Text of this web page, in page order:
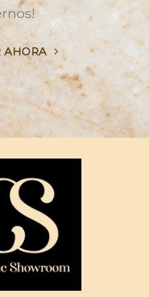
AHORA